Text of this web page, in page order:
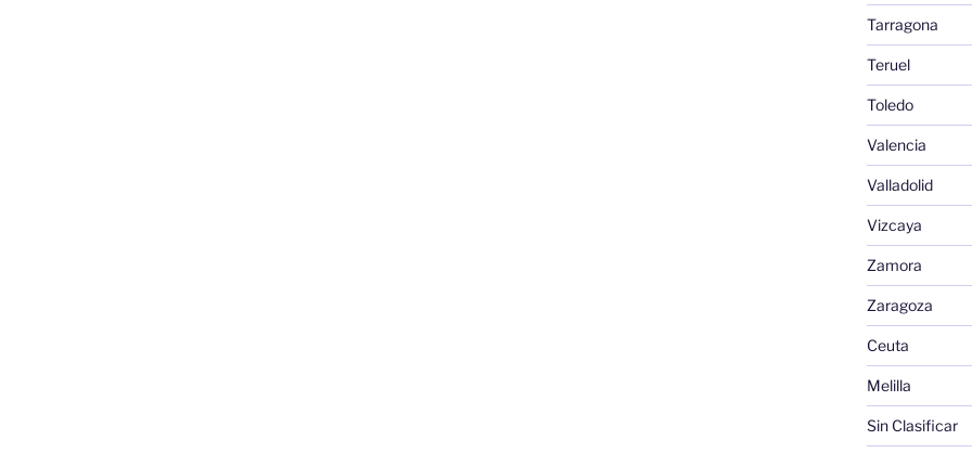
Tarragona
Teruel
Toledo
Valencia
Valladolid
Vizcaya
Zamora
Zaragoza
Ceuta
Melilla
Sin Clasificar